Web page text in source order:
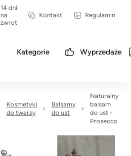
14 dni
na
zwrot
Kontakt Regulamin
Kategorie Wyprzedaże
Kosmetyki
do twarzy
Balsamy
do ust
Naturalny
balsam
do ust -
Prosecco